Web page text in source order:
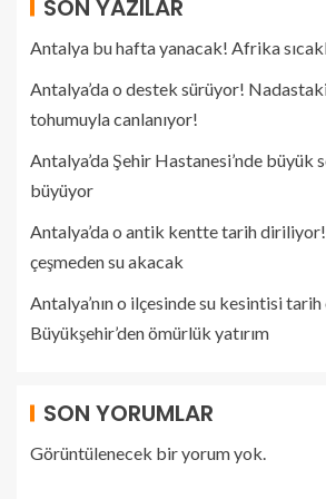
SON YAZILAR
Antalya bu hafta yanacak! Afrika
Antalya’da o destek sürüyor!
tohumuyla canlanıyor!
Antalya’da Şehir Hastanesi’nde büyük
büyüyor
Antalya’da o antik kentte tarih diriliyor!
çeşmeden su akacak
Antalya’nın o ilçesinde su kesintisi
Büyükşehir’den ömürlük yatırım
SON YORUMLAR
Görüntülenecek bir yorum yok.